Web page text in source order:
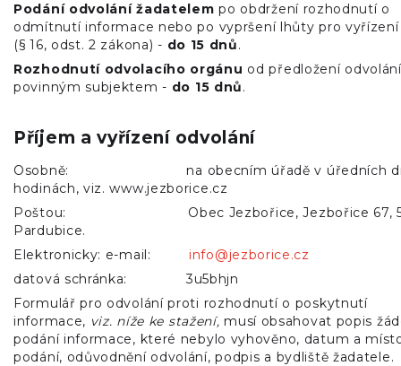
Podání odvolání žadatelem po obdržení rozhodnutí o
odmítnutí informace nebo po vypršení lhůty pro vyřízení
(§ 16, odst. 2 zákona) - do 15 dnů.
Rozhodnutí odvolacího orgánu od předložení odvolání
povinným subjektem - do 15 dnů.
Příjem a vyřízení odvolání
Osobně: na obecním úřadě v úředních
hodinách, viz. www.jezborice.cz
Poštou: Obec Jezbořice, Jezbořice 67,
Pardubice.
Elektronicky: e-mail: info@jezborice.cz
datová schránka: 3u5bhjn
Formulář pro odvolání proti rozhodnutí o poskytnutí
informace, viz. níže ke stažení, musí obsahovat popis
podání informace, které nebylo vyhověno, datum a
podání, odůvodnění odvolání, podpis a bydliště žadatele.